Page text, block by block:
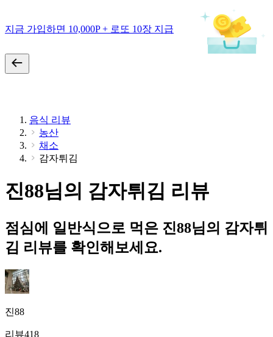
지금 가입하면 10,000P + 로또 10장 지급
음식 리뷰
농산
채소
감자튀김
진88님의 감자튀김 리뷰
점심에 일반식으로 먹은 진88님의 감자튀
김 리뷰를 확인해보세요.
진88
리뷰418